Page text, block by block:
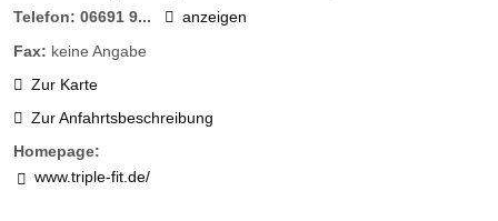
Telefon: 06691 9...
anzeigen
Fax: keine Angabe
Zur Karte
Zur Anfahrtsbeschreibung
Homepage:
www.triple-fit.de/